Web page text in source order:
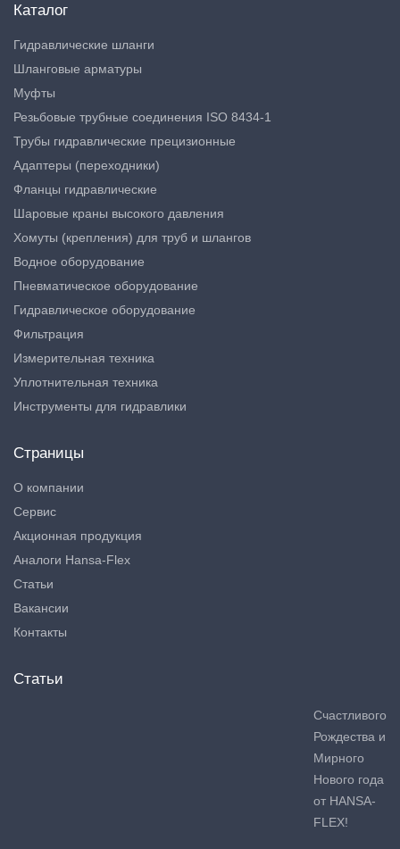
Каталог
Гидравлические шланги
Шланговые арматуры
Муфты
Резьбовые трубные соединения ISO 8434-1
Трубы гидравлические прецизионные
Адаптеры (переходники)
Фланцы гидравлические
Шаровые краны высокого давления
Хомуты (крепления) для труб и шлангов
Водное оборудование
Пневматическое оборудование
Гидравлическое оборудование
Фильтрация
Измерительная техника
Уплотнительная техника
Инструменты для гидравлики
Страницы
О компании
Сервис
Акционная продукция
Аналоги Hansa-Flex
Статьи
Вакансии
Контакты
Статьи
Счастливого
Рождества и
Мирного
Нового года
от HANSA-
FLEX!